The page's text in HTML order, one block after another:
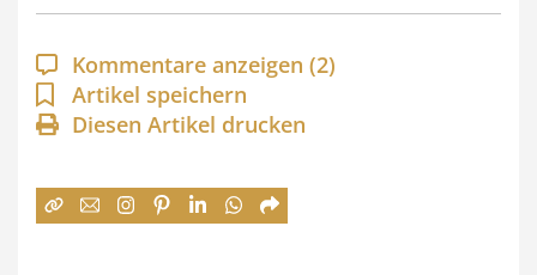
p
a
n
n
:
Kommentare anzeigen (2)
Artikel speichern
Diesen Artikel drucken